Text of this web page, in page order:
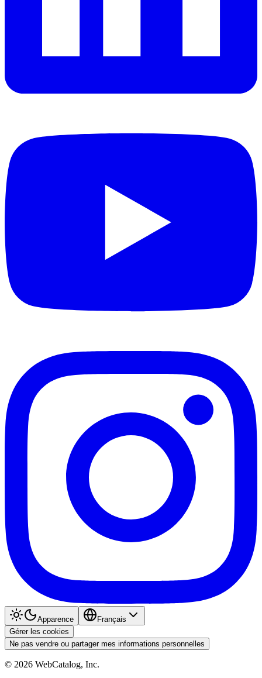
Apparence
Français
Gérer les cookies
Ne pas vendre ou partager mes informations personnelles
© 2026 WebCatalog, Inc.